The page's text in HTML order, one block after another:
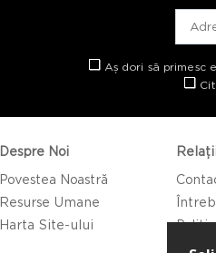
Aș dori să primesc
Despre Noi
Povestea Noastră
Resurse Umane
Harta Site-ului